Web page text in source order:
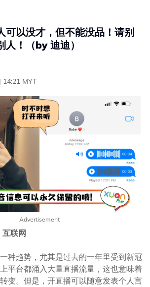
可以没才，但不能没品！请别
人！（by 迪迪）
14:21 MYT
Advertisement
联网
种趋势，尤其是过去的一年里受到新冠
平台都涌入大量直播流量，这也意味着
变。但是，开直播可以随意发表个人言